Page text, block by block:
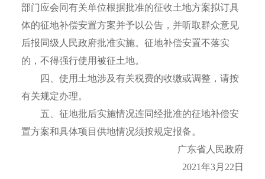
部门应会同有关单位根据批准的征收土地方案拟订具
体的征地补偿安置方案并予以公告，并听取群众意见
后报同级人民政府批准实施。征地补偿安置不落实
的，不得强行使用被征土地。
四、使用土地涉及有关税费的收缴或调整，请按
有关规定办理。
五、征地批后实施情况连同经批准的征地补偿安
置方案和具体项目供地情况须按规定报备。
广东省人民政府
2021年3月22日